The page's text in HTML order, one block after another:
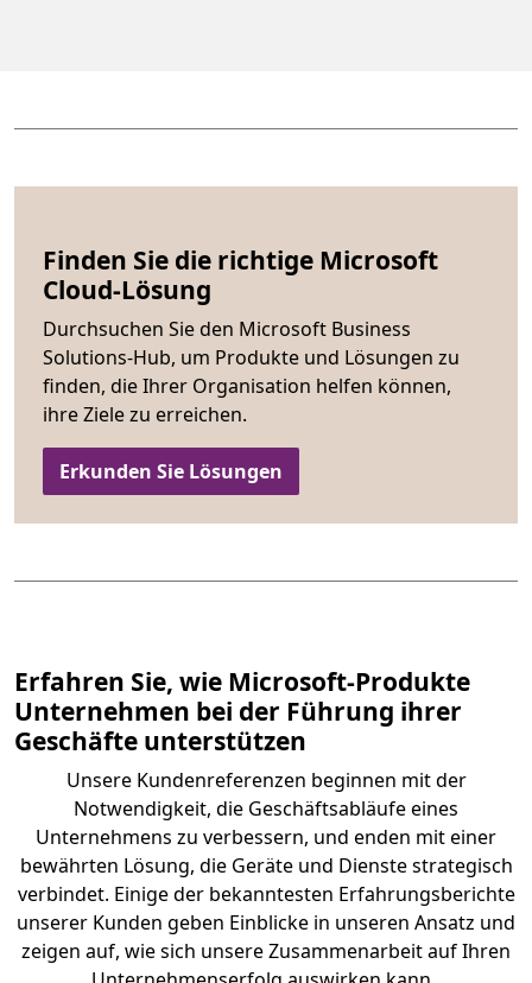
Finden Sie die richtige Microsoft
Cloud-Lösung
Durchsuchen Sie den Microsoft Business
Solutions-Hub, um Produkte und Lösungen zu
finden, die Ihrer Organisation helfen können,
ihre Ziele zu erreichen.
Erkunden Sie Lösungen
Erfahren Sie, wie Microsoft-Produkte
Unternehmen bei der Führung ihrer
Geschäfte unterstützen
Unsere Kundenreferenzen beginnen mit der
Notwendigkeit, die Geschäftsabläufe eines
Unternehmens zu verbessern, und enden mit einer
bewährten Lösung, die Geräte und Dienste strategisch
verbindet. Einige der bekanntesten Erfahrungsberichte
unserer Kunden geben Einblicke in unseren Ansatz und
zeigen auf, wie sich unsere Zusammenarbeit auf Ihren